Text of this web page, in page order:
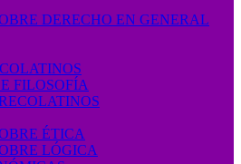
DERECHO EN GENERAL
FILOSOFÍA
ÉTICA
LÓGICA